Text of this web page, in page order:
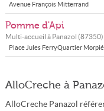
Avenue François Mitterrand
Pomme d'Api
Multi-accueil à Panazol (87350)
Place Jules FerryQuartier
AlloCreche à
AlloCreche Panazol